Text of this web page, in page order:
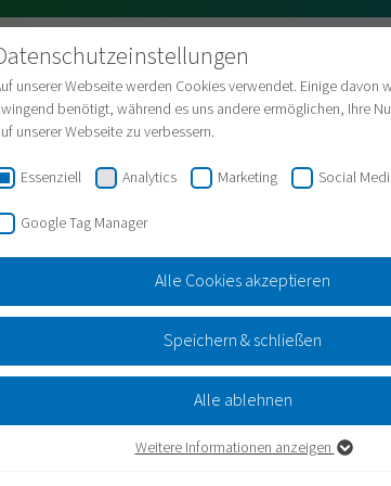
Assistent
Gebärdensprache
Jahre AggerEnergie &
unserer Webseite werden Cookies verwendet. Einige davon
benötigt, während es uns andere ermöglichen, Ihre
unserer Webseite zu verbessern.
Essenziell Analytics Marketing Social
Google Tag Manager
Alle Cookies akzeptieren
Speichern & schließen
Alle ablehnen
Weitere Informationen anzeigen